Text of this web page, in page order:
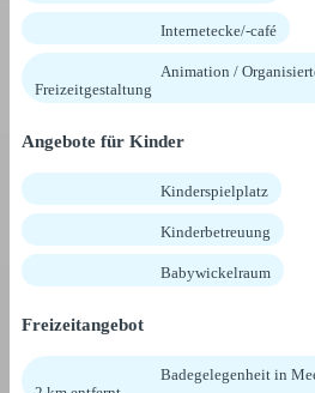
Internetecke/-café
Animation /
Freizeitgestaltung
Angebote für Kinder
Kinderspielplatz
Kinderbetreuung
Babywickelraum
Freizeitangebot
Badegelegenheit in